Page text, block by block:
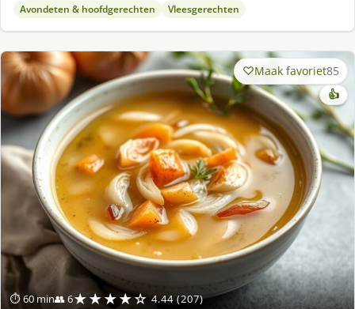
Avondeten & hoofdgerechten Vleesgerechten
⏱ 60 min👥 6★★★★☆ 4.44 (207)
Maak favoriet85
👍